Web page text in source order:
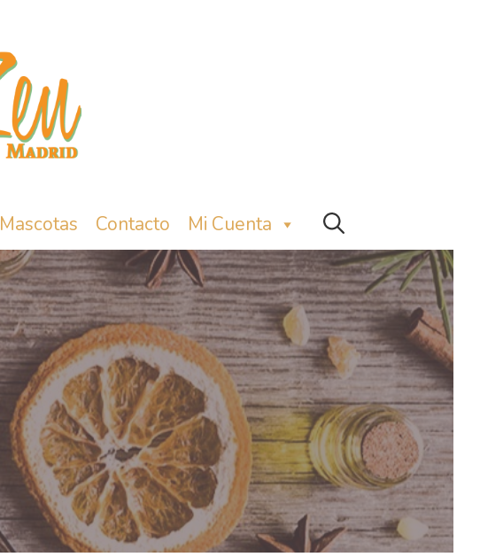
Mascotas Contacto Mi Cuenta